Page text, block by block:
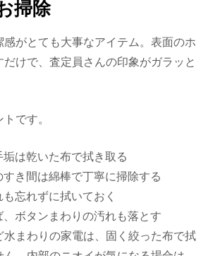
掃除
がとても大事なアイテム。表面のホ
けで、査定員さんの印象がガラッと
です。
は乾いた布で拭き取る
き間は綿棒で丁寧に掃除する
忘れずに拭いておく
ボタンまわりの汚れも落とす
まわりの家電は、固く絞った布で拭